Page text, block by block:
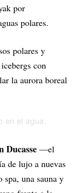
por
polares.
polares y
con
la aurora boreal
Ducasse —el
de lujo a nuevas
spa, una sauna y